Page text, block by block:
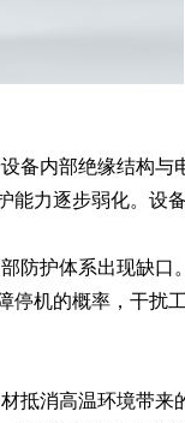
备内部绝缘结构与
能力逐步弱化。设
防护体系出现缺口
停机的概率，干扰
抵消高温环境带来